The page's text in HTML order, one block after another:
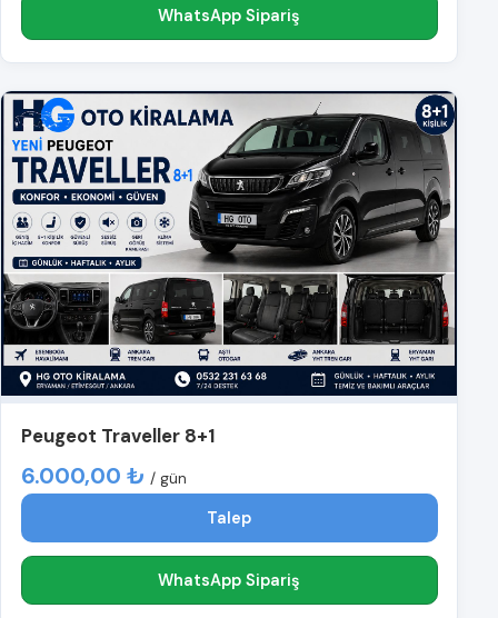
WhatsApp Sipariş
Peugeot Traveller 8+1
6.000,00 ₺ / gün
Talep
WhatsApp Sipariş